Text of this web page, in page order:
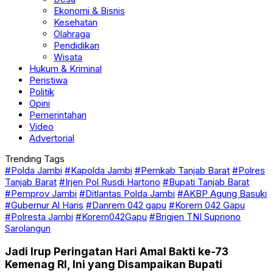
Ekonomi & Bisnis
Kesehatan
Olahraga
Pendidikan
Wisata
Hukum & Kriminal
Peristiwa
Politik
Opini
Pemerintahan
Video
Advertorial
Trending Tags
#Polda Jambi #Kapolda Jambi #Pemkab Tanjab Barat #Polres
Tanjab Barat #Irjen Pol Rusdi Hartono #Bupati Tanjab Barat
#Pemprov Jambi #Ditlantas Polda Jambi #AKBP Agung Basuki
#Gubernur Al Haris #Danrem 042 gapu #Korem 042 Gapu
#Polresta Jambi #Korem042Gapu #Brigjen TNI Supriono
Sarolangun
Jadi Irup Peringatan Hari Amal Bakti ke-73
Kemenag RI, Ini yang Disampaikan Bupati